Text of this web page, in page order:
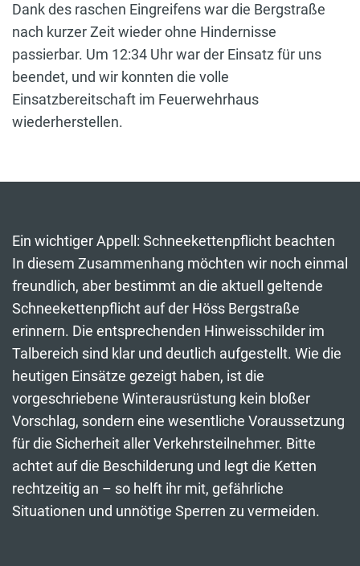
Dank des raschen Eingreifens war die Bergstraße
nach kurzer Zeit wieder ohne Hindernisse
passierbar. Um 12:34 Uhr war der Einsatz für uns
beendet, und wir konnten die volle
Einsatzbereitschaft im Feuerwehrhaus
wiederherstellen.
Ein wichtiger Appell: Schneekettenpflicht beachten
In diesem Zusammenhang möchten wir noch einmal
freundlich, aber bestimmt an die aktuell geltende
Schneekettenpflicht auf der Höss Bergstraße
erinnern. Die entsprechenden Hinweisschilder im
Talbereich sind klar und deutlich aufgestellt. Wie die
heutigen Einsätze gezeigt haben, ist die
vorgeschriebene Winterausrüstung kein bloßer
Vorschlag, sondern eine wesentliche Voraussetzung
für die Sicherheit aller Verkehrsteilnehmer. Bitte
achtet auf die Beschilderung und legt die Ketten
rechtzeitig an – so helft ihr mit, gefährliche
Situationen und unnötige Sperren zu vermeiden.